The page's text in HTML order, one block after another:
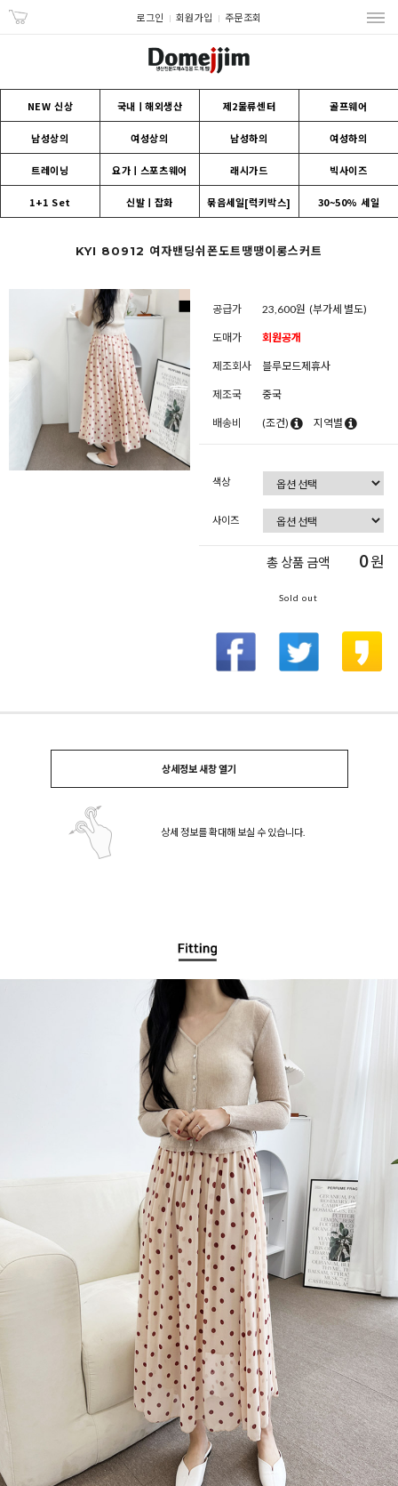
로그인 회원가입 주문조회
NEW 신상 국내ㅣ해외생산 제2물류센터 골프웨어
남성상의 여성상의 남성하의 여성하의
트레이닝 요가ㅣ스포츠웨어 래시가드 빅사이즈
1+1 Set 신발ㅣ잡화 묶음세일[럭키박스] 30~50% 세일
KYI 80912 여자밴딩쉬폰도트땡땡이롱스커트
공급가 23,600원 (부가세 별도)
도매가 회원공개
제조회사 블루모드제휴사
제조국 중국
배송비 (조건) 지역별
색상
사이즈
총 상품 금액 0원
Sold out
상세정보 새창 열기
상세 정보를 확대해 보실 수 있습니다.